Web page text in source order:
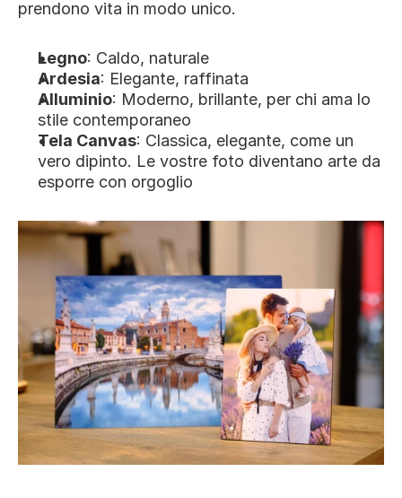
prendono vita in modo unico.
Legno: Caldo, naturale
Ardesia: Elegante, raffinata
Alluminio: Moderno, brillante, per chi ama lo
stile contemporaneo
Tela Canvas: Classica, elegante, come un
vero dipinto. Le vostre foto diventano arte da
esporre con orgoglio